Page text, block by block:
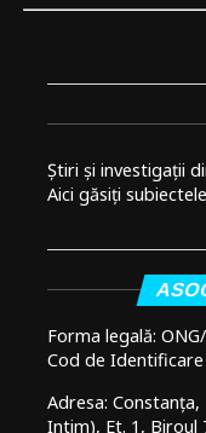
Știri și investigații
Aici găsiți
Forma legală:
Cod de Identificare
Adresa: Constanța,
Intim), Et. 1, Biroul